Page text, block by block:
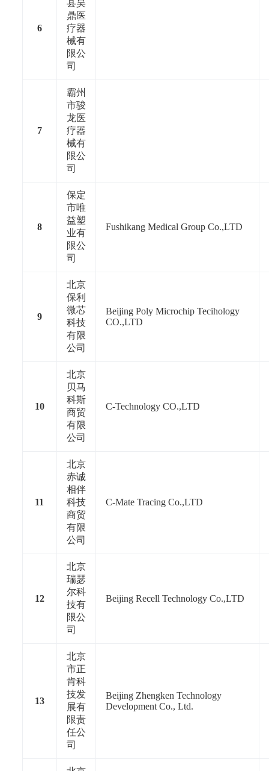
6
县昊
鼎医
疗器
械有
限公
司
7
霸州
市骏
龙医
疗器
械有
限公
司
8
保定
市唯
益塑
业有
限公
司
Fushikang Medical Group Co.,LTD
9
北京
保利
微芯
科技
有限
公司
Beijing Poly Microchip Tecihology
CO.,LTD
10
北京
贝马
科斯
商贸
有限
公司
C-Technology CO.,LTD
11
北京
赤诚
相伴
科技
商贸
有限
公司
C-Mate Tracing Co.,LTD
12
北京
瑞瑟
尔科
技有
限公
司
Beijing Recell Technology Co.,LTD
13
北京
市正
肯科
技发
展有
限责
任公
司
Beijing Zhengken Technology
Development Co., Ltd.